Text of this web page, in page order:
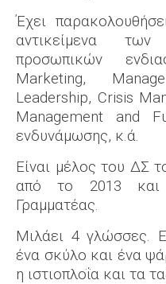
Έχει
αντικείμενα
προσωπικών
Marketing,
Leadership, Crisis
Management and
ενδυνάμωσης, κ.ά.
Είναι μέλος του ΔΣ
από το 2013 και
Γραμματέας.
Μιλάει 4 γλώσσες.
ένα σκύλο και ένα
η ιστιοπλοΐα και τα